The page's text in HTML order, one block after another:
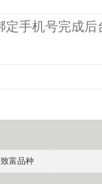
致富品种